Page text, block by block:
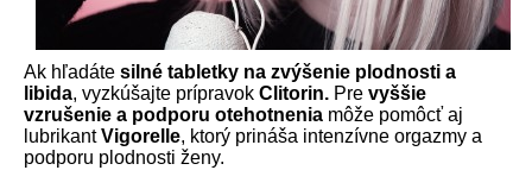
Ak hľadáte silné tabletky na zvýšenie plodnosti a
libida, vyzkúšajte prípravok Clitorin. Pre vyššie
vzrušenie a podporu otehotnenia môže pomôcť aj
lubrikantVigorelle, ktorý prináša intenzívne orgazmy a
podporu plodnosti ženy.